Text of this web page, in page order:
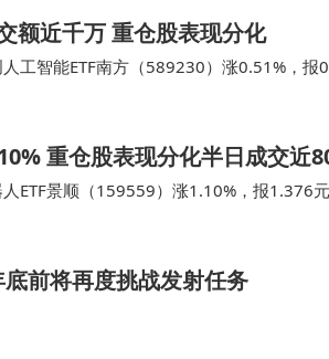
额近千万 重仓股表现分化
工智能ETF南方（589230）涨0.51%，报
股份截止午盘涨…
重仓股表现分化半日成交近
ETF景顺（159559）涨1.10%，报1.376
盘涨7.48%…
前将再度挑战发射任务